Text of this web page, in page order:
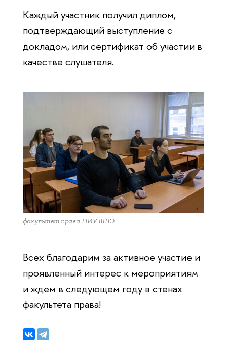
Каждый участник получил диплом,
подтверждающий выступление с
докладом, или сертификат об участии в
качестве слушателя.
факультет права НИУ ВШЭ
Всех благодарим за активное участие и
проявленный интерес к мероприятиям
и ждем в следующем году в стенах
факультета права!